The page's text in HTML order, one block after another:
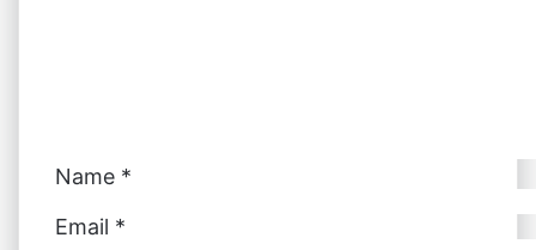
Name *
Email *